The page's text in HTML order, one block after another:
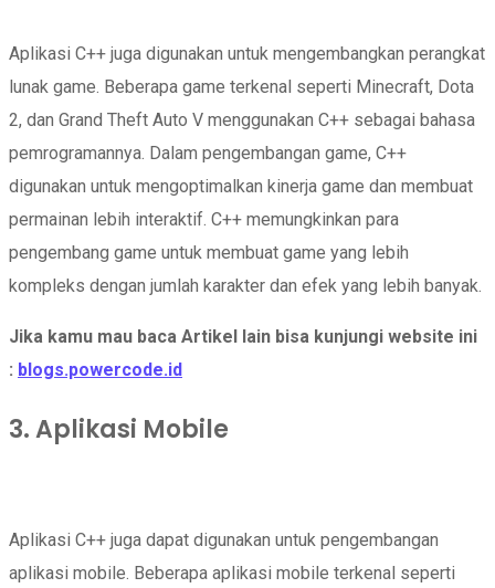
Aplikasi C++ juga digunakan untuk mengembangkan perangkat
lunak game. Beberapa game terkenal seperti Minecraft, Dota
2, dan Grand Theft Auto V menggunakan C++ sebagai bahasa
pemrogramannya. Dalam pengembangan game, C++
digunakan untuk mengoptimalkan kinerja game dan membuat
permainan lebih interaktif. C++ memungkinkan para
pengembang game untuk membuat game yang lebih
kompleks dengan jumlah karakter dan efek yang lebih banyak.
Jika kamu mau baca Artikel lain bisa kunjungi website ini
: blogs.powercode.id
3. Aplikasi Mobile
Aplikasi C++ juga dapat digunakan untuk pengembangan
aplikasi mobile. Beberapa aplikasi mobile terkenal seperti